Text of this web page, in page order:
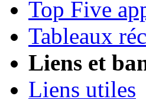
Top Five
Tableaux
Liens et
Liens utiles